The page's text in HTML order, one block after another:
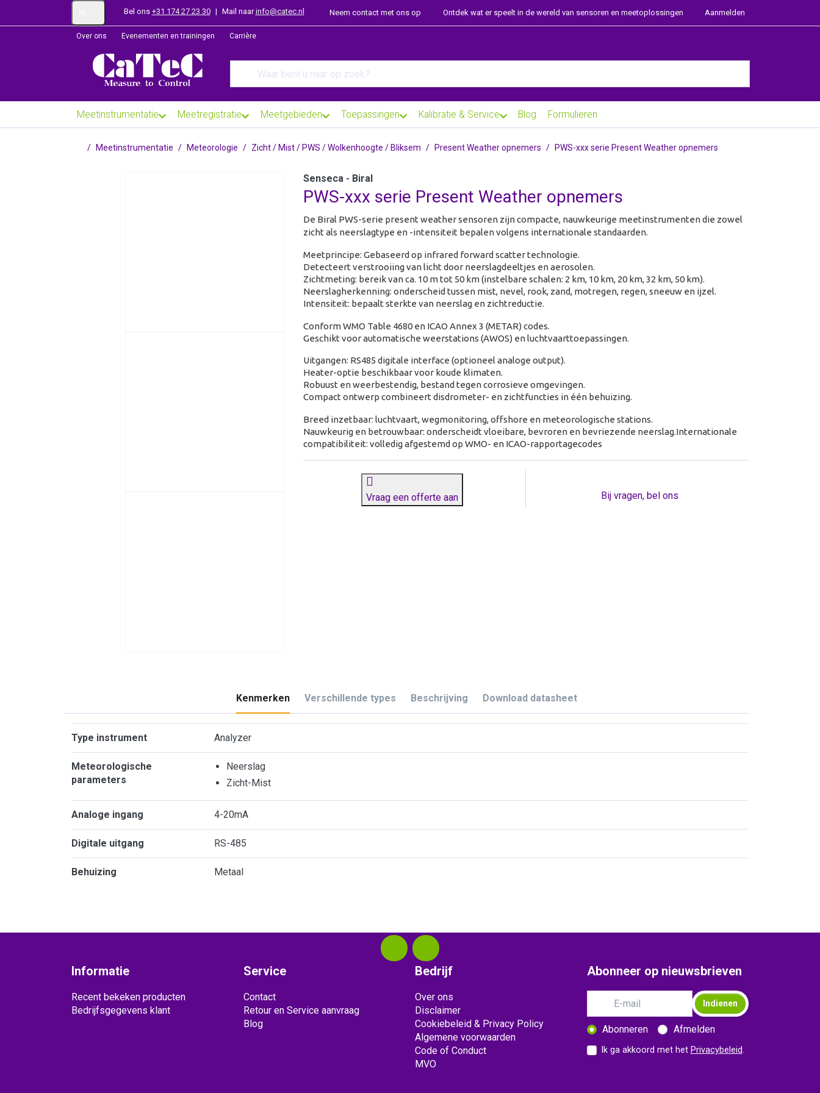
Bel ons +31 174 27 23 30 | Mail naarinfo@catec.nl Neem contact met ons op Ontdek wat er speelt in de wereld van sensoren en meetoplossingen Aanmelden
Over ons Evenementen en trainingen Carrière
Meetinstrumentatie Meetregistratie Meetgebieden Toepassingen Kalibratie & Service Blog Formulieren
Startpagina
Meetinstrumentatie Meteorologie Zicht / Mist / PWS / Wolkenhoogte / Bliksem Present Weather opnemers PWS-xxx serie Present Weather opnemers
Senseca - Biral
PWS-xxx serie Present Weather opnemers
De Biral PWS-serie present weather sensoren zijn compacte, nauwkeurige meetinstrumenten die zowel
zicht als neerslagtype en -intensiteit bepalen volgens internationale standaarden.
Meetprincipe: Gebaseerd op infrared forward scatter technologie.
Detecteert verstrooiing van licht door neerslagdeeltjes en aerosolen.
Zichtmeting: bereik van ca. 10 m tot 50 km (instelbare schalen: 2 km, 10 km, 20 km, 32 km, 50 km).
Neerslagherkenning: onderscheid tussen mist, nevel, rook, zand, motregen, regen, sneeuw en ijzel.
Intensiteit: bepaalt sterkte van neerslag en zichtreductie.
Conform WMO Table 4680 en ICAO Annex 3 (METAR) codes.
Geschikt voor automatische weerstations (AWOS) en luchtvaarttoepassingen.
Uitgangen: RS485 digitale interface (optioneel analoge output).
Heater-optie beschikbaar voor koude klimaten.
Robuust en weerbestendig, bestand tegen corrosieve omgevingen.
Compact ontwerp combineert disdrometer- en zichtfuncties in één behuizing.
Breed inzetbaar: luchtvaart, wegmonitoring, offshore en meteorologische stations.
Nauwkeurig en betrouwbaar: onderscheidt vloeibare, bevroren en bevriezende neerslag.Internationale
compatibiliteit: volledig afgestemd op WMO- en ICAO-rapportagecodes
Vraag een offerte aan Bij vragen, bel ons
Kenmerken Verschillende types Beschrijving Download datasheet
Type instrument Analyzer
Meteorologische
parameters
Neerslag
Zicht-Mist
Analoge ingang 4-20mA
Digitale uitgang RS-485
Behuizing Metaal
Informatie
Recent bekeken producten
Bedrijfsgegevens klant
Service
Contact
Retour en Service aanvraag
Blog
Bedrijf
Over ons
Disclaimer
Cookiebeleid & Privacy Policy
Algemene voorwaarden
Code of Conduct
MVO
Abonneer op nieuwsbrieven
Indienen
Abonneren Afmelden
Ik ga akkoord met het Privacybeleid.